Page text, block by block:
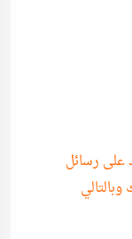
على رسائل